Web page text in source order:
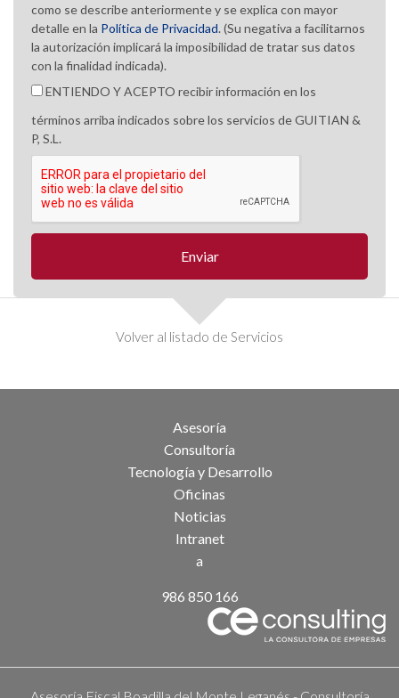
como se describe anteriormente y se explica con mayor
detalle en la Política de Privacidad. (Su negativa a facilitarnos
la autorización implicará la imposibilidad de tratar sus datos
con la finalidad indicada).
ENTIENDO Y ACEPTO recibir información en los
términos arriba indicados sobre los servicios de GUITIAN &
P, S.L.
Volver al listado de Servicios
Asesoría
Consultoría
Tecnología y Desarrollo
Oficinas
Noticias
Intranet
a
986 850 166